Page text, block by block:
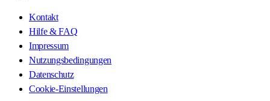
Kontakt
Hilfe & FAQ
Impressum
Nutzungsbedingungen
Datenschutz
Cookie-Einstellungen